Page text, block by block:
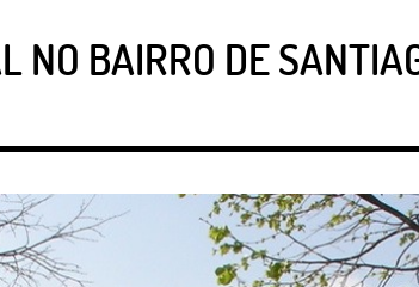
NO BAIRRO DE